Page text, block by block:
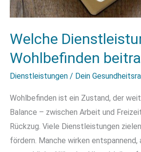
Welche
Wohlbefinden
Dienstleistungen/ Dein
Wohlbefinden ist ein Zustand, der
Balance – zwischen Arbeit und
Rückzug. Viele Dienstleistungen
fördern. Manche wirken